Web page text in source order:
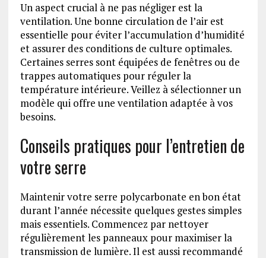
Un aspect crucial à ne pas négliger est la
ventilation. Une bonne circulation de l’air est
essentielle pour éviter l’accumulation d’humidité
et assurer des conditions de culture optimales.
Certaines serres sont équipées de fenêtres ou de
trappes automatiques pour réguler la
température intérieure. Veillez à sélectionner un
modèle qui offre une ventilation adaptée à vos
besoins.
Conseils pratiques pour l’entretien de
votre serre
Maintenir votre serre polycarbonate en bon état
durant l’année nécessite quelques gestes simples
mais essentiels. Commencez par nettoyer
régulièrement les panneaux pour maximiser la
transmission de lumière. Il est aussi recommandé